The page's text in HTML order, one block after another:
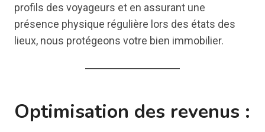
profils des voyageurs et en assurant une
présence physique régulière lors des états des
lieux, nous protégeons votre bien immobilier.
Optimisation des revenus :